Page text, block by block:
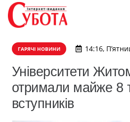
ГАРЯЧІ НОВИНИ 14:16,
Університети
отримали майже 8
вступників